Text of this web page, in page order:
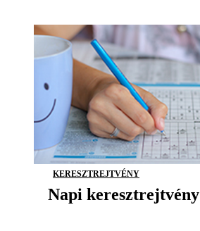
KERESZTREJTVÉNY
Napi keresztrejtvény